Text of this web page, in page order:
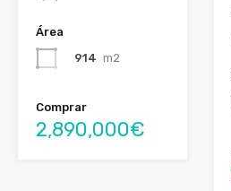
Área
914 m2
Comprar
2,890,000€